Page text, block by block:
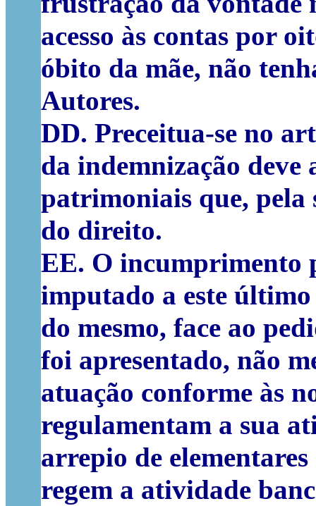
acesso às contas por
óbito da mãe, não
Autores.
DD. Preceitua-se no
da indemnização deve
patrimoniais que, pela
do direito.
EE. O incumprimento
imputado a este
do mesmo, face ao
foi apresentado, não
atuação conforme às
regulamentam a sua
arrepio de
regem a atividade